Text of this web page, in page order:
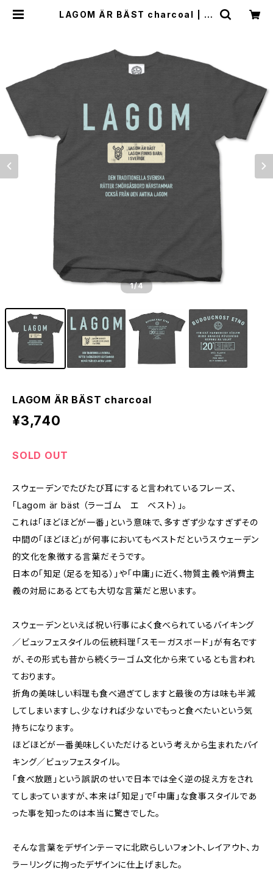
LAGOM ÄR BÄST charcoal | El
1/4
LAGOM ÄR BÄST charcoal
¥3,740
SOLD OUT
スウェーデンでたびたび耳にすると言われているフレーズ、
「Lagom är bäst （ラーゴム エ ベスト）」。
これは「ほどほどが一番」という意味で、多すぎず少なすぎずその
中間の「ほどほど」が何事においてもベストだというスウェーデン
的文化を象徴する言葉だそうです。
日本の「知足（足るを知る）」や「中庸」に近く、物質主義や消費主
義の対局にあるとても大切な言葉だと思います。
スウェーデンといえば祝い行事によく食べられているバイキング
／ビュッフェスタイルの伝統料理「スモーガスボード」が有名です
が、その形式も昔から続くラーゴム文化から来ているとも言われ
ております。
折角の美味しい料理も食べ過ぎてしますと最後の方は味も半減
してしまいますし、少なければ少ないでもっと食べたいという気
持ちになります。
ほどほどが一番美味しくいただけるという考えから生まれたバイ
キング／ビュッフェスタイル。
「食べ放題」という誤訳のせいで日本では全く逆の捉え方をされ
てしまっていますが、本来は「知足」で「中庸」な食事スタイルであ
った事を知ったのは本当に驚きでした。
そんな言葉をデザインテーマに北欧らしいフォント、レイアウト、カ
ラーリングに拘ったデザインに仕上げました。